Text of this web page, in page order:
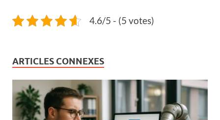
4.6/5 - (5 votes)
ARTICLES CONNEXES